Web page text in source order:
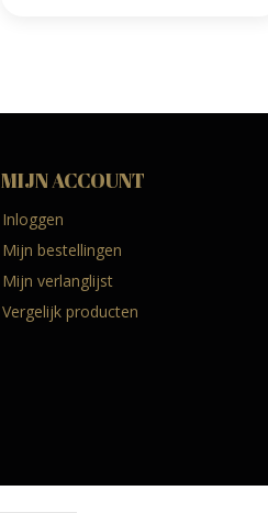
MIJN ACCOUNT
Inloggen
Mijn bestellingen
Mijn verlanglijst
Vergelijk producten